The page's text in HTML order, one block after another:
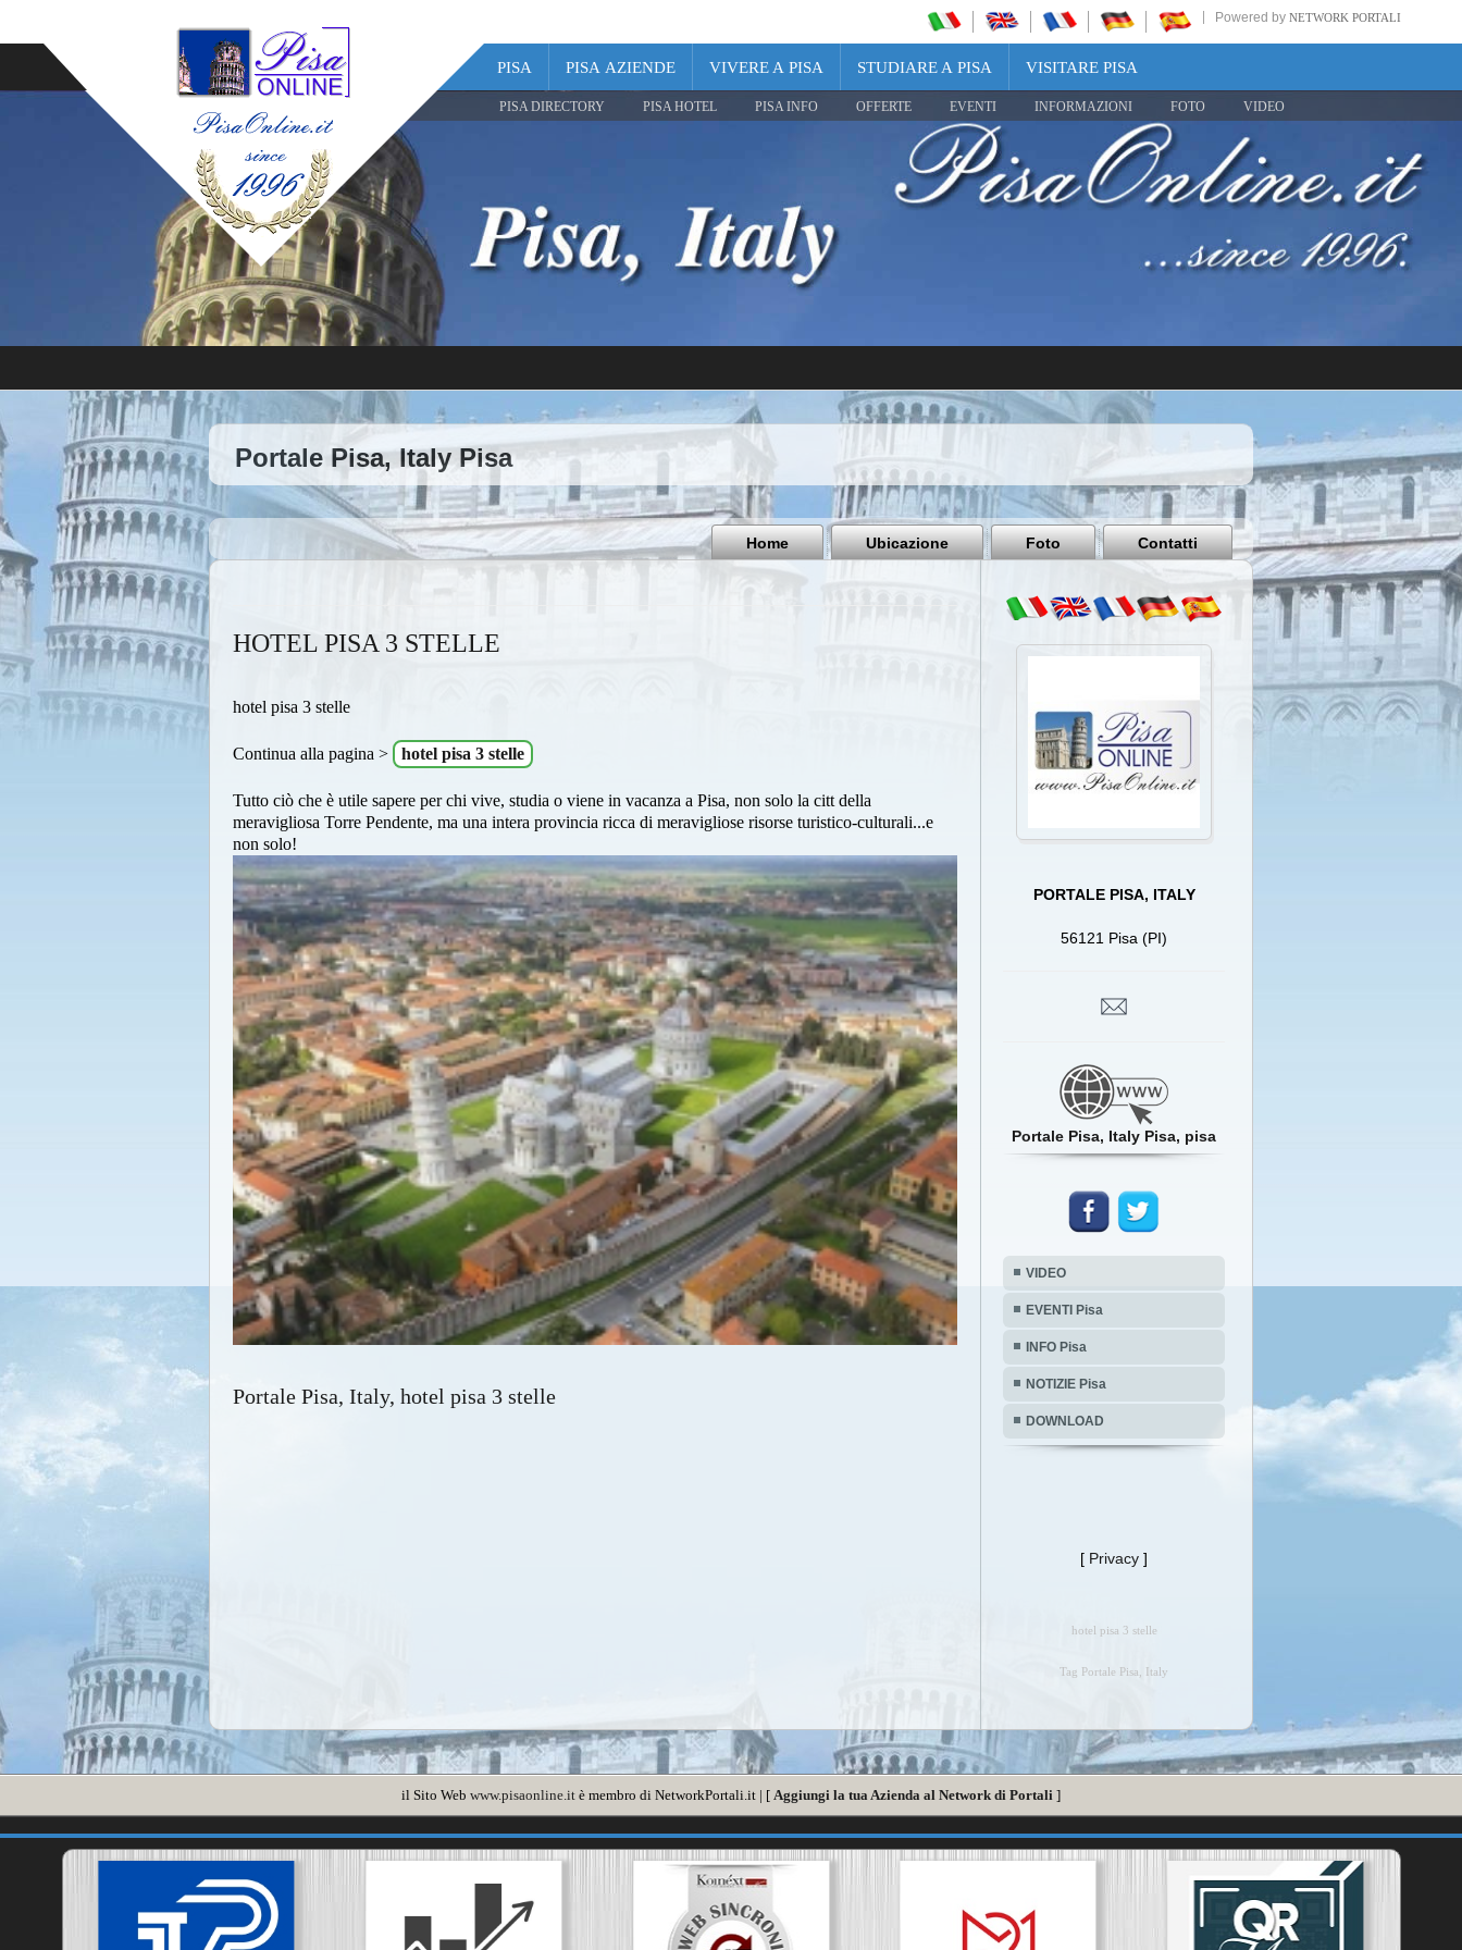
Powered by NETWORK PORTALI
PISA PISA AZIENDE VIVERE A PISA STUDIARE A PISA VISITARE PISA
PISA DIRECTORY PISA HOTEL PISA INFO OFFERTE EVENTI INFORMAZIONI FOTO VIDEO
Share
Pisa
Italy
Portale Pisa, Italy Pisa
Home Ubicazione Foto Contatti
HOTEL PISA 3 STELLE
hotel pisa 3 stelle
Continua alla pagina > hotel pisa 3 stelle
Tutto ciò che è utile sapere per chi vive, studia o viene in vacanza a Pisa, non solo la citt della
meravigliosa Torre Pendente, ma una intera provincia ricca di meravigliose risorse turistico-culturali...e
non solo!
Portale Pisa, Italy, hotel pisa 3 stelle
PORTALE PISA, ITALY
56121 Pisa (PI)
Portale Pisa, Italy Pisa, pisa
VIDEO
EVENTI Pisa
INFO Pisa
NOTIZIE Pisa
DOWNLOAD
[ Privacy ]
hotel pisa 3 stelle
Tag Portale Pisa, Italy
il Sito Web www.pisaonline.it è membro di NetworkPortali.it | [ Aggiungi la tua Azienda al Network di Portali ]